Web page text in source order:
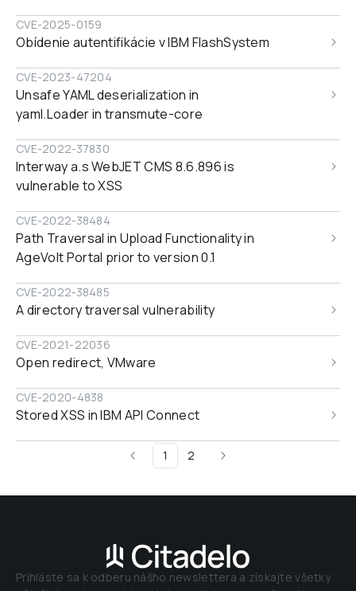
CVE-2025-0159
Obídenie autentifikácie v IBM FlashSystem
CVE-2023-47204
Unsafe YAML deserialization in
yaml.Loader in transmute-core
CVE-2022-37830
Interway a.s WebJET CMS 8.6.896 is
vulnerable to XSS
CVE-2022-38484
Path Traversal in Upload Functionality in
AgeVolt Portal prior to version 0.1
CVE-2022-38485
A directory traversal vulnerability
CVE-2021-22036
Open redirect, VMware
CVE-2020-4838
Stored XSS in IBM API Connect
1 2
Prihláste sa k odberu nášho newslettera a získajte všetky